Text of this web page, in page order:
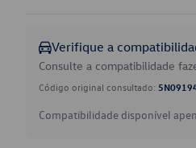
Verifique a
Consulte a compatibilidade
Código original consultado:
Compatibilidade disponível